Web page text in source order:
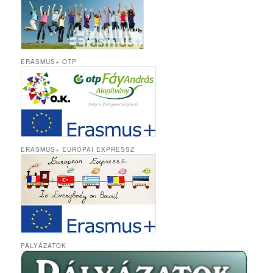
ERASMUS+ OTP
ERASMUS+ EURÓPAI EXPRESSZ
PÁLYÁZATOK